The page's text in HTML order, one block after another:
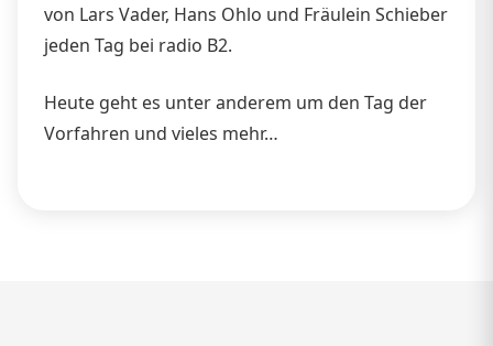
von Lars Vader, Hans Ohlo und Fräulein Schieber
jeden Tag bei radio B2.
Heute geht es unter anderem um den Tag der
Vorfahren und vieles mehr…